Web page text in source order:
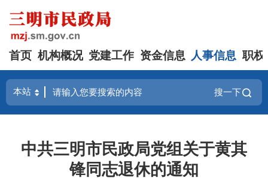
首页 机构概况 党建工作 资金信息 人事信息 职权
搜一下
中共三明市民政局党组关于黄其
锋同志退休的通知